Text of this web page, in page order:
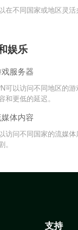
在不同国家或地区灵
娱乐
服务器
可以访问不同地区的
和更低的延迟。
体内容
访问不同国家的流媒
。
支持